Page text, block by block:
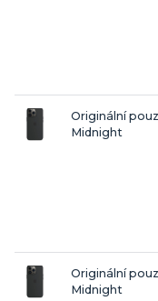
Originální
Midnight
Originální
Midnight